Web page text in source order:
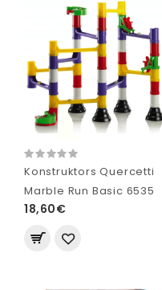
Konstruktors Quercetti
Marble Run Basic 6535
18,60€